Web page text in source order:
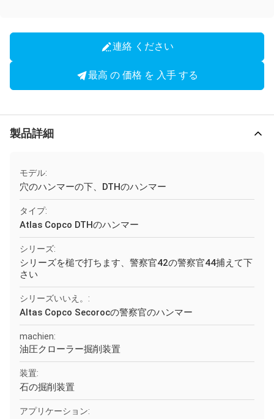
連絡 ください
最高 の 価格 を 入手 する
製品詳細
モデル:
穴のハンマーの下、DTHのハンマー
タイプ:
Atlas Copco DTHのハンマー
シリーズ:
シリーズを槌で打ちます、警察官42の警察官44捕えて下
さい
シリーズいいえ。:
Altas Copco Secorocの警察官のハンマー
machien:
油圧クローラー掘削装置
装置:
石の掘削装置
アプリケーション: